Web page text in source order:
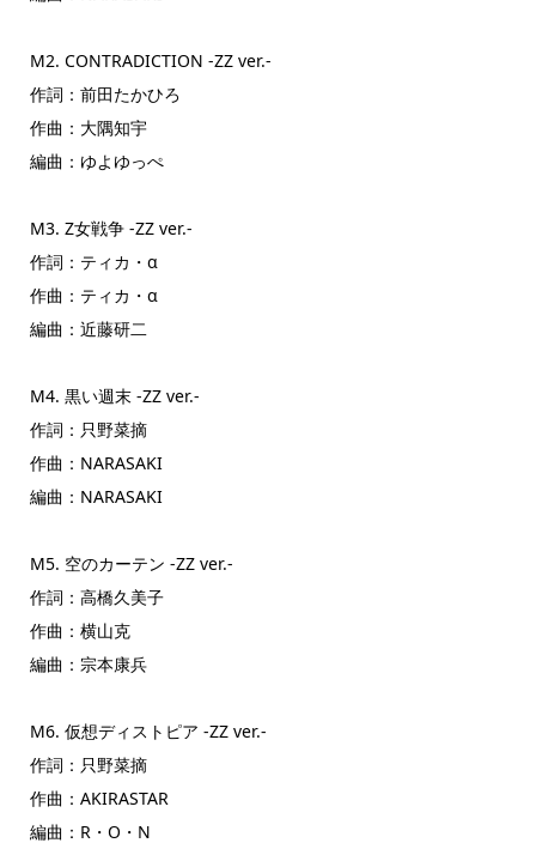
M2. CONTRADICTION -ZZ ver.-
作詞：前田たかひろ
作曲：大隅知宇
編曲：ゆよゆっぺ
M3. Z女戦争 -ZZ ver.-
作詞：ティカ・α
作曲：ティカ・α
編曲：近藤研二
M4. 黒い週末 -ZZ ver.-
作詞：只野菜摘
作曲：NARASAKI
編曲：NARASAKI
M5. 空のカーテン -ZZ ver.-
作詞：高橋久美子
作曲：横山克
編曲：宗本康兵
M6. 仮想ディストピア -ZZ ver.-
作詞：只野菜摘
作曲：AKIRASTAR
編曲：R・O・N